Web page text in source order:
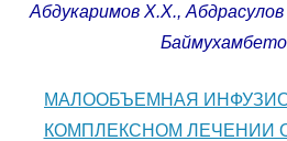
Абдукаримов Х.Х.,
МАЛООБЪЕМНАЯ
КОМПЛЕКСНОМ ЛЕЧЕНИИ